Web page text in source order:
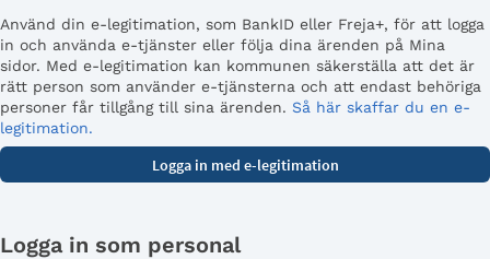
Använd din e-legitimation, som BankID eller Freja+, för att logga
in och använda e-tjänster eller följa dina ärenden på Mina
sidor. Med e-legitimation kan kommunen säkerställa att det är
rätt person som använder e-tjänsterna och att endast behöriga
personer får tillgång till sina ärenden. Så här skaffar du en e-
legitimation.
Logga in som personal